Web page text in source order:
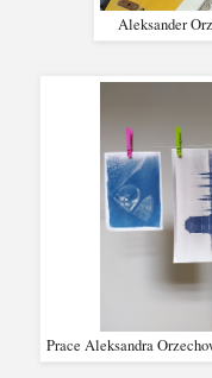
Aleksander
Prace Aleksandra